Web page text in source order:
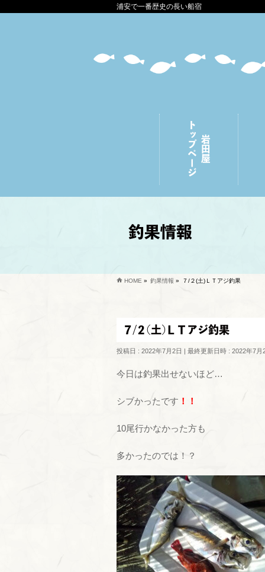
浦安で一番歴史の長い船宿
岩田屋
トップページ
釣果情報
HOME » 釣果情報 » ７/２(土)ＬＴアジ釣果
７/２(土)ＬＴアジ釣果
投稿日 : 2022年7月2日 最終更新日時 : 2022年7月
今日は釣果出せないほど…
シブかったです ！！
10尾行かなかった方も
多かったのでは！？